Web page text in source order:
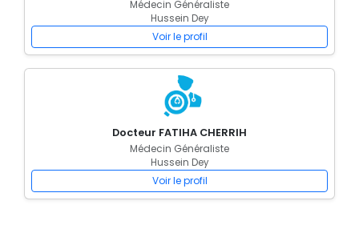
Médecin Généraliste
Hussein Dey
Voir le profil
Docteur FATIHA CHERRIH
Médecin Généraliste
Hussein Dey
Voir le profil